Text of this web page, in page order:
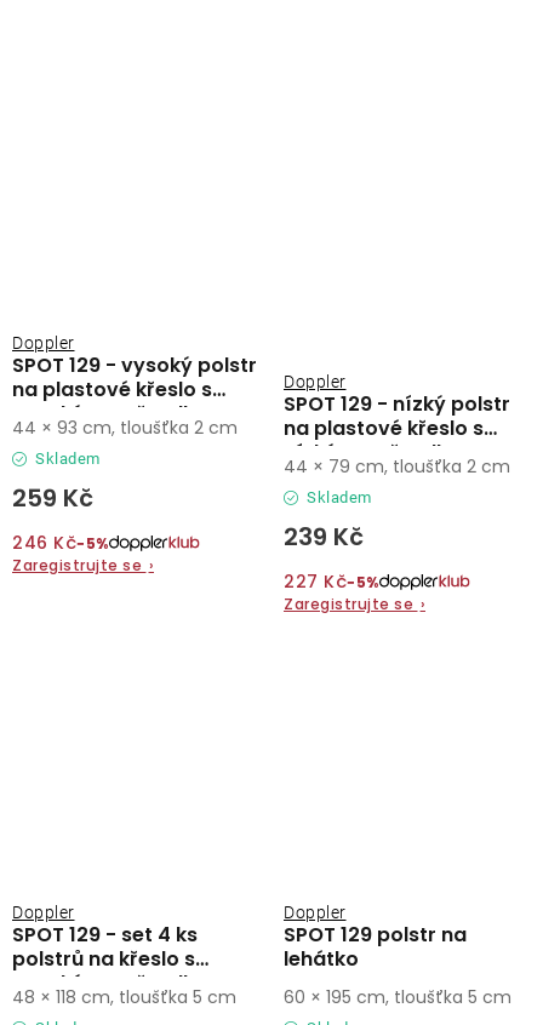
SPOT 129 - vysoký polstr
na plastové křeslo s
vysokým opěradlem
Doppler
Skladem
259 Kč
246 Kč−5%
Zaregistrujte se ›
44 × 93 cm, tloušťka 2 cm
SPOT 129 - nízký polstr
na plastové křeslo s
nízkým opěradlem
Doppler
Skladem
239 Kč
227 Kč−5%
Zaregistrujte se ›
44 × 79 cm, tloušťka 2 cm
SPOT 129 - set 4 ks
polstrů na křeslo s
vysokým opěradlem
Doppler
48 × 118 cm, tloušťka 5 cm
SPOT 129 polstr na
lehátko
Doppler
60 × 195 cm, tloušťka 5 cm